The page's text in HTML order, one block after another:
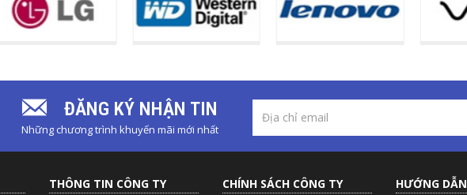
ĐĂNG KÝ NHẬN TIN
Những chương trình khuyến mãi mới nhất
THÔNG TIN CÔNG TY CHÍNH SÁCH CÔNG TY HƯỚNG DẪN